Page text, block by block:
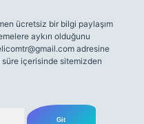
ücretsiz bir bilgi paylaşım
aykırı olduğunu
adresine
içerisinde sitemizden